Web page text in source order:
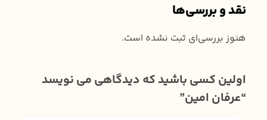
نقد و بررسی‌ها
هنوز بررسی‌ای ثبت نشده است.
اولین کسی باشید که دیدگاهی می نویسد
“عرفان امین”